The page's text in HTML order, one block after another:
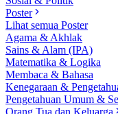
Poster
Lihat semua Poster
Agama & Akhlak
Sains & Alam (IPA)
Matematika & Logika
Membaca & Bahasa
Kenegaraan &
Pengetahuan Umum &
Orang Tua dan Keluarga